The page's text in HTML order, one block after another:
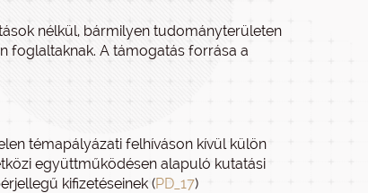
nélkül, bármilyen tudományterületen
foglaltaknak. A támogatás forrása a
témapályázati felhíváson kívül külön
együttműködésen alapuló kutatási
kifizetéseinek (PD_17)